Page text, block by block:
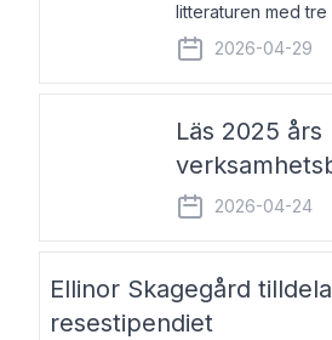
litteraturen med
Svenska
framstående
sakprosa som i år
2026-04-29
Läs 2025 års
2026-04-24
Ellinor Skagegård
resestipendiet